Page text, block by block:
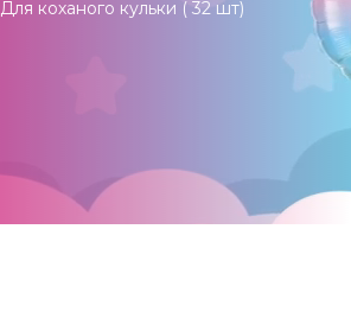
Для коханого кульки ( 32 шт)